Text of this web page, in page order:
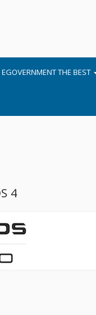
EGOVERNMENT THE BEST
4